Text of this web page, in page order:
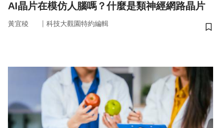
AI晶片在模仿人腦嗎？什麼是類神經網路晶片
黃宜稜 ｜ 科技大觀園特約編輯
儲